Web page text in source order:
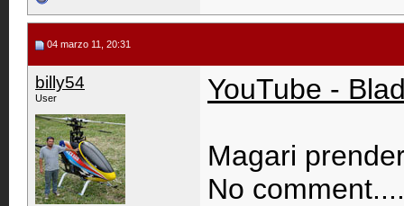
04 marzo 11, 20:31
billy54
User YouTube -
Magari
No